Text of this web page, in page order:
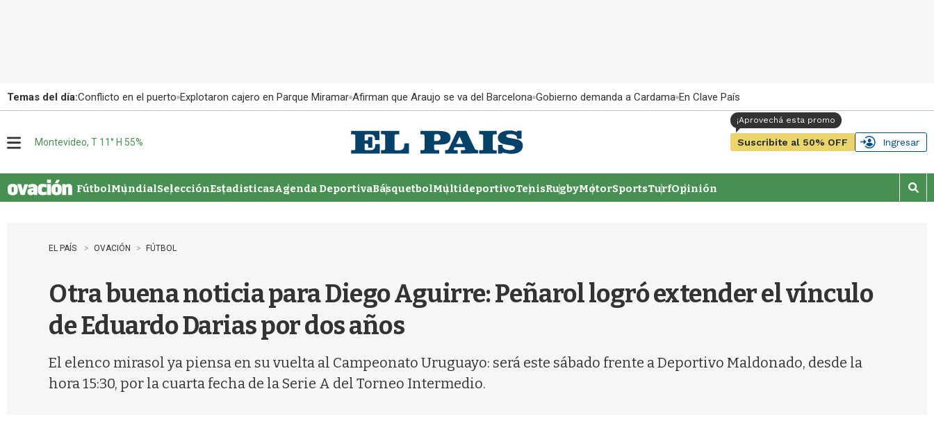
Temas del día:Conflicto en el puerto Explotaron cajero en Parque Miramar Afirman que Araujo se va del Barcelona Gobierno demanda a Cardama En Clave País
u
Montevideo, T 11° H 55% Suscribite al 50% OFF Ingresar
FútbolMundialSelecciónEstadisticasAgenda DeportivaBásquetbolMultideportivoTenisRugbyMotorSportsTurfOpinión
M
o
EL PAÍS OVACIÓN FÚTBOL
Otra buena noticia para Diego Aguirre: Peñarol logró extender el vínculo
de Eduardo Darias por dos años
El elenco mirasol ya piensa en su vuelta al Campeonato Uruguayo: será este sábado frente a Deportivo Maldonado, desde la
hora 15:30, por la cuarta fecha de la Serie A del Torneo Intermedio.